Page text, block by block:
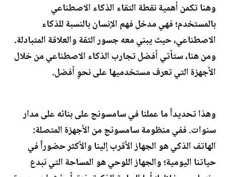
وهنا تكمن أهمية نقطة التقاء الذكاء الاصطناعي
بالمستخدم؛ فهي مدخل فهم الإنسان بالنسبة للذكاء
الاصطناعي، حيث يبني معه جسور الثقة والعلاقة المتبادلة.
ومن هنا، ستأتي أفضل تجارب الذكاء الاصطناعي من خلال
الأجهزة التي تعرف مستخدميها على نحوٍ أفضل.
وهذا تحديداً ما عملنا في سامسونج على بنائه على مدار
سنوات. ففي منظومة سامسونج من الأجهزة المتصلة:
الهاتف الذكي هو الجهاز الأقرب إلينا والأكثر حضوراً في
حياتنا اليومية؛ والجهاز اللوحي هو المساحة التي نبدع